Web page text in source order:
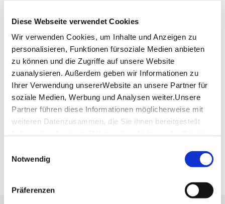
Diese Webseite verwendet Cookies
Wir verwenden Cookies, um Inhalte und Anzeigen zu
personalisieren, Funktionen fürsoziale Medien anbieten
zu können und die Zugriffe auf unsere Website
zuanalysieren. Außerdem geben wir Informationen zu
Ihrer Verwendung unsererWebsite an unsere Partner für
soziale Medien, Werbung und Analysen weiter.Unsere
Partner führen diese Informationen möglicherweise mit
weiteren Datenzusammen, die Sie ihnen bereitgestellt
Impressum
Notwendig
Präferenzen
Telefon:0711 41 46 57 61
Website:www.goldmond-stuttgart.de
Planen Sie Ihre Anreise
Verkehrs- und Tarifverbund Stuttgart GmbH
Fahrplanauskunft des VVS
Deutsche Bahn AG
Fahrplanauskunft der DB
Google Maps